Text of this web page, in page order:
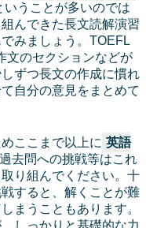
いうことが多いのでは
んできた長文読解演習
みましょう。TOEFL
文のセクションなどが
ずつ長文の作成に慣れ
自分の意見をまとめて
ここまで以上に 英語
去問への挑戦等はこれ
り組んでください。十
すると、解くことが難
まうこともあります。